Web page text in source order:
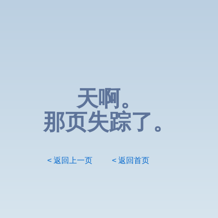
天啊。
那页失踪了。
< 返回上一页 < 返回首页